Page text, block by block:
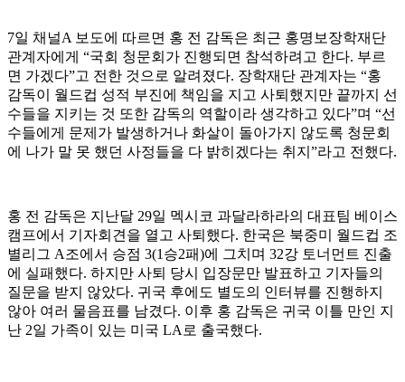
7일 채널A 보도에 따르면 홍 전 감독은 최근 홍명보장학재단
관계자에게 “국회 청문회가 진행되면 참석하려고 한다. 부르
면 가겠다”고 전한 것으로 알려졌다. 장학재단 관계자는 “홍
감독이 월드컵 성적 부진에 책임을 지고 사퇴했지만 끝까지 선
수들을 지키는 것 또한 감독의 역할이라 생각하고 있다”며 “선
수들에게 문제가 발생하거나 화살이 돌아가지 않도록 청문회
에 나가 말 못 했던 사정들을 다 밝히겠다는 취지”라고 전했다.
홍 전 감독은 지난달 29일 멕시코 과달라하라의 대표팀 베이스
캠프에서 기자회견을 열고 사퇴했다. 한국은 북중미 월드컵 조
별리그 A조에서 승점 3(1승2패)에 그치며 32강 토너먼트 진출
에 실패했다. 하지만 사퇴 당시 입장문만 발표하고 기자들의
질문을 받지 않았다. 귀국 후에도 별도의 인터뷰를 진행하지
않아 여러 물음표를 남겼다. 이후 홍 감독은 귀국 이틀 만인 지
난 2일 가족이 있는 미국 LA로 출국했다.